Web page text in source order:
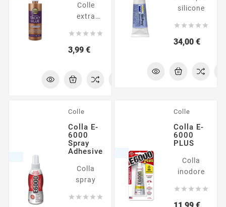
Made in
USA
Colle
extra
tossica
ed
Adatta
plastiche
quali il
vinile ad
altre
Made in
USA
    
3,99 €Prezzo
silicone
    
34,00 €Prezzo
Colle
Colla E-
6000
Spray
Adhesive
Colla
spray
    
Colle
Colla E-
6000
PLUS
Colla
inodore
    
Prezzo